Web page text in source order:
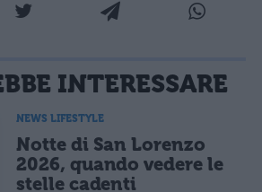
INTERESSARE
NEWS LIFESTYLE
Notte di San Lorenzo
2026, quando vedere le
stelle cadenti